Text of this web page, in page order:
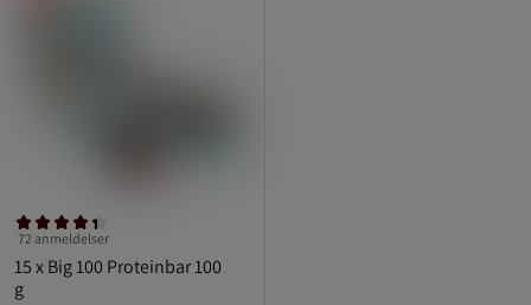
15 x Big 100 Proteinbar 100
g
72 anmeldelser